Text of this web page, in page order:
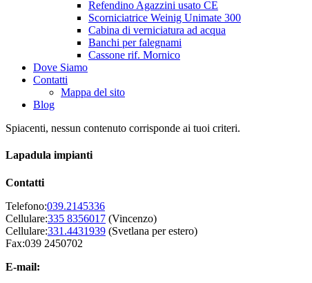
Refendino Agazzini usato CE
Scorniciatrice Weinig Unimate 300
Cabina di verniciatura ad acqua
Banchi per falegnami
Cassone rif. Mornico
Dove Siamo
Contatti
Mappa del sito
Blog
Spiacenti, nessun contenuto corrisponde ai tuoi criteri.
Lapadula impianti
Contatti
Telefono:039.2145336
Cellulare:335 8356017 (Vincenzo)
Cellulare:331.4431939 (Svetlana per estero)
Fax:039 2450702
E-mail: